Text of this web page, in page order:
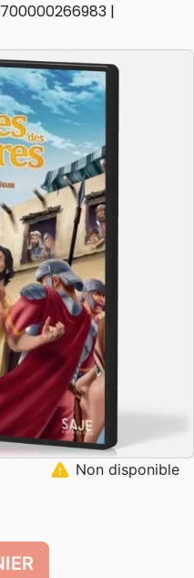
warning Non disponible